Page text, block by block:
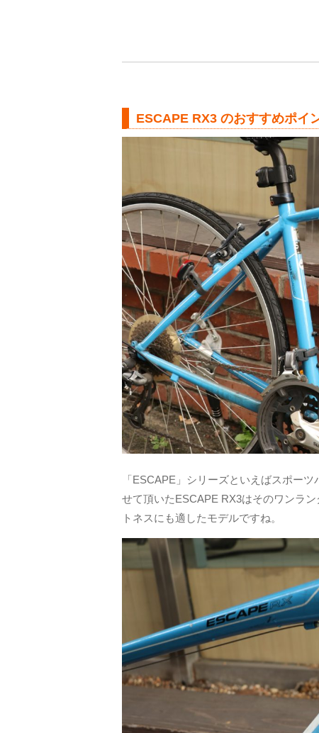
ESCAPE RX3 のおすすめポイ
「ESCAPE」シリーズといえばスポー
せて頂いたESCAPE RX3はそのワンラ
トネスにも適したモデルですね。